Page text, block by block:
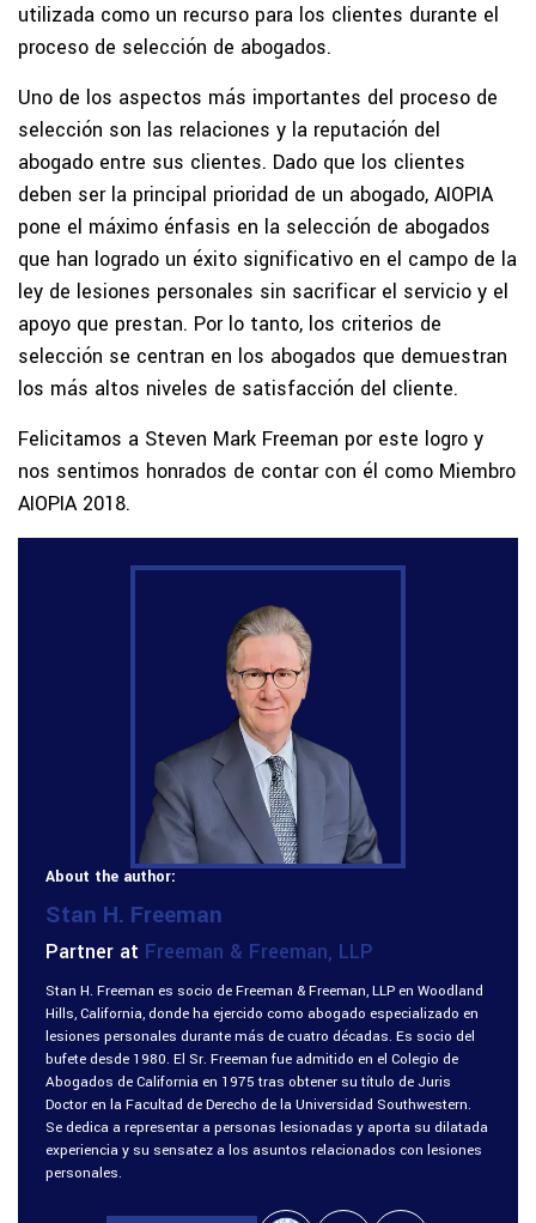
utilizada como un recurso para los clientes durante el
proceso de selección de abogados.
Uno de los aspectos más importantes del proceso de
selección son las relaciones y la reputación del
abogado entre sus clientes. Dado que los clientes
deben ser la principal prioridad de un abogado, AIOPIA
pone el máximo énfasis en la selección de abogados
que han logrado un éxito significativo en el campo de la
ley de lesiones personales sin sacrificar el servicio y el
apoyo que prestan. Por lo tanto, los criterios de
selección se centran en los abogados que demuestran
los más altos niveles de satisfacción del cliente.
Felicitamos a Steven Mark Freeman por este logro y
nos sentimos honrados de contar con él como Miembro
AIOPIA 2018.
About the author:
Stan H. Freeman
Partner at Freeman & Freeman, LLP
Stan H. Freeman es socio de Freeman & Freeman, LLP en Woodland
Hills, California, donde ha ejercido como abogado especializado en
lesiones personales durante más de cuatro décadas. Es socio del
bufete desde 1980. El Sr. Freeman fue admitido en el Colegio de
Abogados de California en 1975 tras obtener su título de Juris
Doctor en la Facultad de Derecho de la Universidad Southwestern.
Se dedica a representar a personas lesionadas y aporta su dilatada
experiencia y su sensatez a los asuntos relacionados con lesiones
personales.